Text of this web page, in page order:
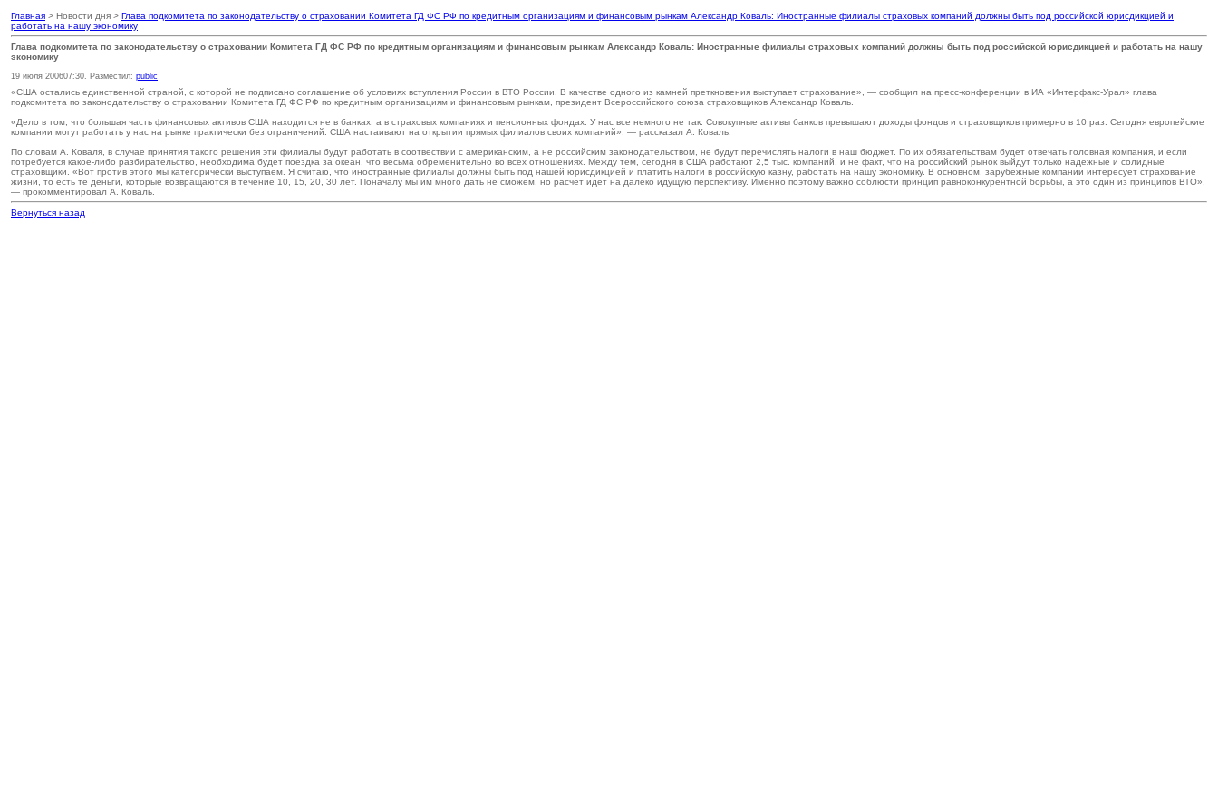
Главная > Новости дня > Глава подкомитета по законодательству о страховании Комитета ГД ФС РФ по кредитным организациям и финансовым рынкам Александр Коваль: Иностранные филиалы страховых компаний должны быть под российской юрисдикцией и
работать на нашу экономику
Глава подкомитета по законодательству о страховании Комитета ГД ФС РФ по кредитным организациям и финансовым рынкам Александр Коваль: Иностранные филиалы страховых компаний должны быть под российской юрисдикцией и работать на нашу
экономику
19 июля 200607:30. Разместил: public
«США остались единственной страной, с которой не подписано соглашение об условиях вступления России в ВТО России. В качестве одного из камней преткновения выступает страхование», — сообщил на пресс-конференции в ИА «Интерфакс-Урал» глава
подкомитета по законодательству о страховании Комитета ГД ФС РФ по кредитным организациям и финансовым рынкам, президент Всероссийского союза страховщиков Александр Коваль.
«Дело в том, что большая часть финансовых активов США находится не в банках, а в страховых компаниях и пенсионных фондах. У нас все немного не так. Совокупные активы банков превышают доходы фондов и страховщиков примерно в 10 раз. Сегодня европейские
компании могут работать у нас на рынке практически без ограничений. США настаивают на открытии прямых филиалов своих компаний», — рассказал А. Коваль.
По словам А. Коваля, в случае принятия такого решения эти филиалы будут работать в соотвествии с американским, а не российским законодательством, не будут перечислять налоги в наш бюджет. По их обязательствам будет отвечать головная компания, и если
потребуется какое-либо разбирательство, необходима будет поездка за океан, что весьма обременительно во всех отношениях. Между тем, сегодня в США работают 2,5 тыс. компаний, и не факт, что на российский рынок выйдут только надежные и солидные
страховщики. «Вот против этого мы категорически выступаем. Я считаю, что иностранные филиалы должны быть под нашей юрисдикцией и платить налоги в российскую казну, работать на нашу экономику. В основном, зарубежные компании интересует страхование
жизни, то есть те деньги, которые возвращаются в течение 10, 15, 20, 30 лет. Поначалу мы им много дать не сможем, но расчет идет на далеко идущую перспективу. Именно поэтому важно соблюсти принцип равноконкурентной борьбы, а это один из принципов ВТО»,
— прокомментировал А. Коваль.
Вернуться назад